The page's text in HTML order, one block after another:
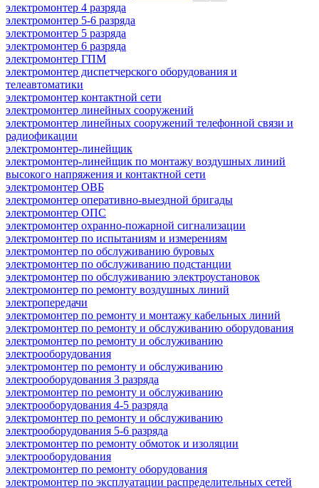
электромонтер 4 разряда
электромонтер 5-6 разряда
электромонтер 5 разряда
электромонтер 6 разряда
электромонтер ГПМ
электромонтер диспетчерского оборудования и
телеавтоматики
электромонтер контактной сети
электромонтер линейных сооружений
электромонтер линейных сооружений телефонной связи и
радиофикации
электромонтер-линейщик
электромонтер-линейщик по монтажу воздушных линий
высокого напряжения и контактной сети
электромонтер ОВБ
электромонтер оперативно-выездной бригады
электромонтер ОПС
электромонтер охранно-пожарной сигнализации
электромонтер по испытаниям и измерениям
электромонтер по обслуживанию буровых
электромонтер по обслуживанию подстанции
электромонтер по обслуживанию электроустановок
электромонтер по ремонту воздушных линий
электропередачи
электромонтер по ремонту и монтажу кабельных линий
электромонтер по ремонту и обслуживанию оборудования
электромонтер по ремонту и обслуживанию
электрооборудования
электромонтер по ремонту и обслуживанию
электрооборудования 3 разряда
электромонтер по ремонту и обслуживанию
электрооборудования 4-5 разряда
электромонтер по ремонту и обслуживанию
электрооборудования 5-6 разряда
электромонтер по ремонту обмоток и изоляции
электрооборудования
электромонтер по ремонту оборудования
электромонтер по эксплуатации распределительных сетей